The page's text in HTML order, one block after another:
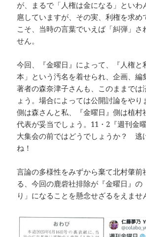
が、まるで「人権は金になる」といわ
扈していますが、その実、利権を求め
こそ、当時の言葉でいえば「糾弾」さ
せん。
今回、『金曜日』によって、『人権と
本」という汚名を着せられ、企画、編
著者の森奈津子さんも、このままでは
ょう。場合によっては公開討論をやり
側は森さんと私、『金曜日』側は植
代表が妥当でしょう。11・2『週刊金
大集会の前ではどうでしょうか？ 逃
ね！
言論の多様性をみずから棄て北村肇前
る、今回の鹿砦社排除が『金曜日』の
り」になることを懸念せざるをえませ